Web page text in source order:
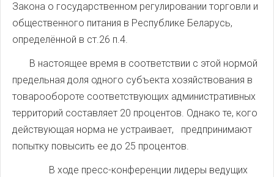
Закона о государственном регулировании торговли и
общественного питания в Республике Беларусь,
определённой в ст.26 п.4.
В настоящее время в соответствии с этой нормой
предельная доля одного субъекта хозяйствования в
товарообороте соответствующих административных
территорий составляет 20 процентов. Однако те, кого
действующая норма не устраивает, предпринимают
попытку повысить ее до 25 процентов.
В ходе пресс-конференции лидеры ведущих